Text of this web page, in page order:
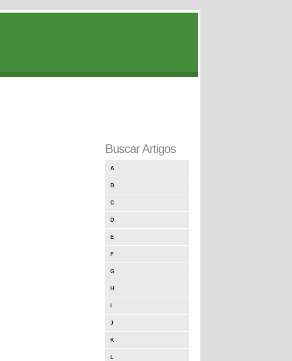
Buscar Artigos
A
B
C
D
E
F
G
H
I
J
K
L